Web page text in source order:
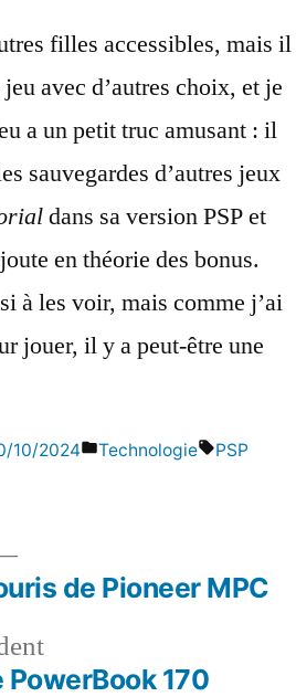
filles accessibles, mais il
avec d’autres choix, et je
a un petit truc amusant : il
sauvegardes d’autres jeux
dans sa version PSP et
en théorie des bonus.
à les voir, mais comme j’ai
jouer, il y a peut-être une
10/2024
Publié
Technologie PSP
Article
précédent :170
Article
suivant :
de Pioneer MPC